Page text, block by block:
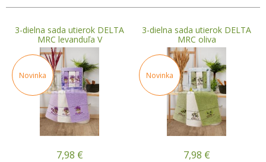
3-dielna sada utierok DELTA
MRC levanduľa V
Novinka
7,98 €
3-dielna sada utierok DELTA
MRC oliva
Novinka
7,98 €